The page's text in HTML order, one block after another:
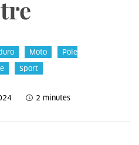
Moto
Pôle
Sport
2 minutes